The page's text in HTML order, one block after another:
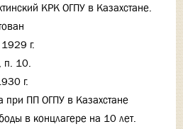
КРК ОГПУ в Казахстане.
г.
п. 10.
г.
при ПП ОГПУ в Казахстане
в концлагере на 10 лет.